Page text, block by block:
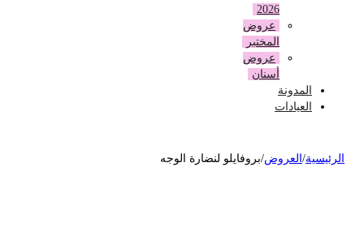
عروض
المختبر
عروض
أسنان
المدونة
العيادات
/العروض بروفايلو لنضارة الوجه